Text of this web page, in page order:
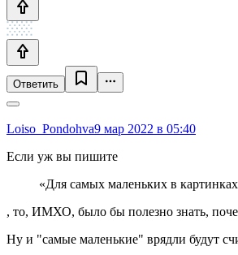
Ответить
Loiso_Pondohva9 мар 2022 в 05:40
Если уж вы пишите
«Для самых маленьких в
, то, ИМХО, было бы полезно знать,
Ну и "самые маленькие" врядли будут